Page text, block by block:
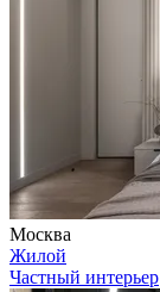
Москва
Жилой
Частный интерьер